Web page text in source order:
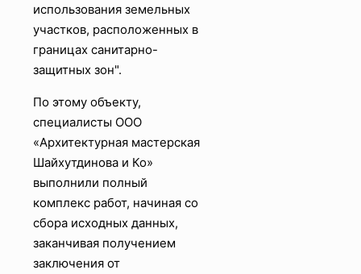
использования земельных
участков, расположенных в
границах санитарно-
защитных зон".
По этому объекту,
специалисты OOO
«Архитектурная мастерская
Шайхутдинова и Ко»
выполнили полный
комплекс работ, начиная со
сбора исходных данных,
заканчивая получением
заключения от